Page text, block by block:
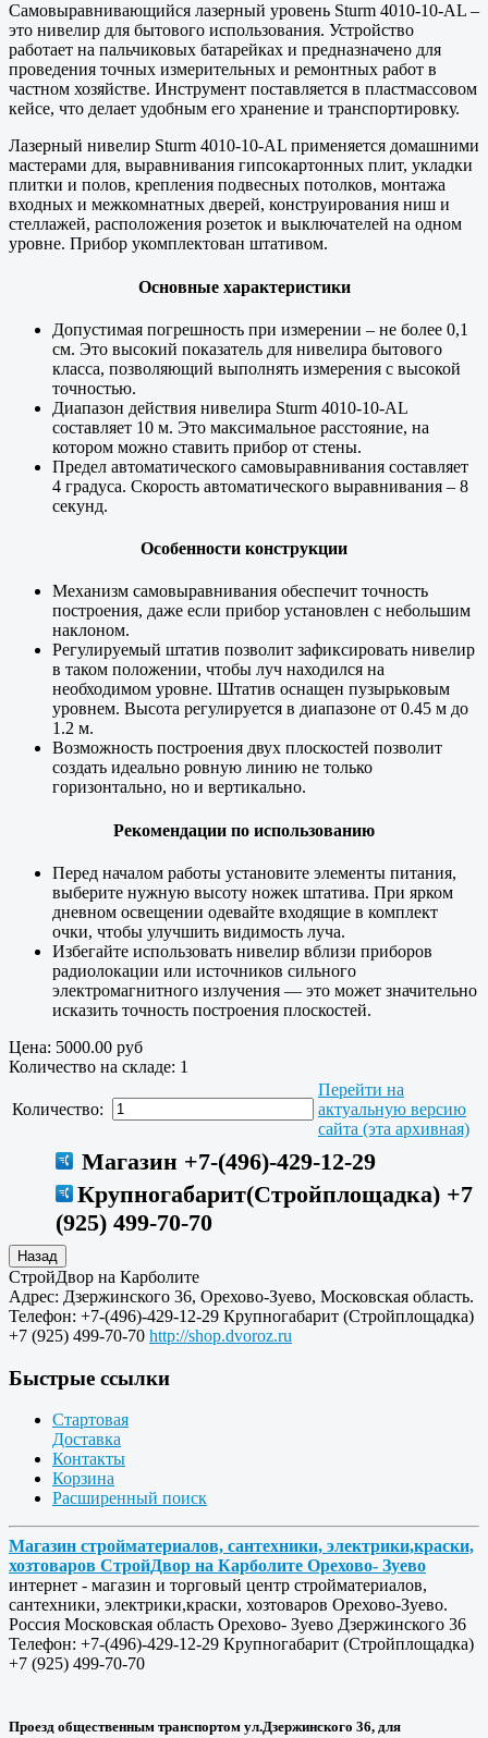
Самовыравнивающийся лазерный уровень Sturm 4010-10-AL –
это нивелир для бытового использования. Устройство
работает на пальчиковых батарейках и предназначено для
проведения точных измерительных и ремонтных работ в
частном хозяйстве. Инструмент поставляется в пластмассовом
кейсе, что делает удобным его хранение и транспортировку.
Лазерный нивелир Sturm 4010-10-AL применяется домашними
мастерами для, выравнивания гипсокартонных плит, укладки
плитки и полов, крепления подвесных потолков, монтажа
входных и межкомнатных дверей, конструирования ниш и
стеллажей, расположения розеток и выключателей на одном
уровне. Прибор укомплектован штативом.
Основные характеристики
Допустимая погрешность при измерении – не более 0,1
см. Это высокий показатель для нивелира бытового
класса, позволяющий выполнять измерения с высокой
точностью.
Диапазон действия нивелира Sturm 4010-10-AL
составляет 10 м. Это максимальное расстояние, на
котором можно ставить прибор от стены.
Предел автоматического самовыравнивания составляет
4 градуса. Скорость автоматического выравнивания – 8
секунд.
Особенности конструкции
Механизм самовыравнивания обеспечит точность
построения, даже если прибор установлен с небольшим
наклоном.
Регулируемый штатив позволит зафиксировать нивелир
в таком положении, чтобы луч находился на
необходимом уровне. Штатив оснащен пузырьковым
уровнем. Высота регулируется в диапазоне от 0.45 м до
1.2 м.
Возможность построения двух плоскостей позволит
создать идеально ровную линию не только
горизонтально, но и вертикально.
Рекомендации по использованию
Перед началом работы установите элементы питания,
выберите нужную высоту ножек штатива. При ярком
дневном освещении одевайте входящие в комплект
очки, чтобы улучшить видимость луча.
Избегайте использовать нивелир вблизи приборов
радиолокации или источников сильного
электромагнитного излучения — это может значительно
исказить точность построения плоскостей.
Цена: 5000.00 руб
Количество на складе: 1
Количество:
Перейти на
актуальную версию
сайта (эта архивная)
Магазин +7-(496)-429-12-29
Крупногабарит(Стройплощадка) +7
(925) 499-70-70
СтройДвор на Карболите
Адрес: Дзержинского 36, Орехово-Зуево, Московская область.
Телефон: +7-(496)-429-12-29 Крупногабарит (Стройплощадка)
+7 (925) 499-70-70 http://shop.dvoroz.ru
Быстрые ссылки
Стартовая
Доставка
Контакты
Корзина
Расширенный поиск
Магазин стройматериалов, сантехники, электрики,краски,
хозтоваров СтройДвор на Карболите Орехово- Зуево
интернет - магазин и торговый центр стройматериалов,
сантехники, электрики,краски, хозтоваров Орехово-Зуево.
Россия Московская область Орехово- Зуево Дзержинского 36
Телефон: +7-(496)-429-12-29 Крупногабарит (Стройплощадка)
+7 (925) 499-70-70
Проезд общественным транспортом ул.Дзержинского 36, для